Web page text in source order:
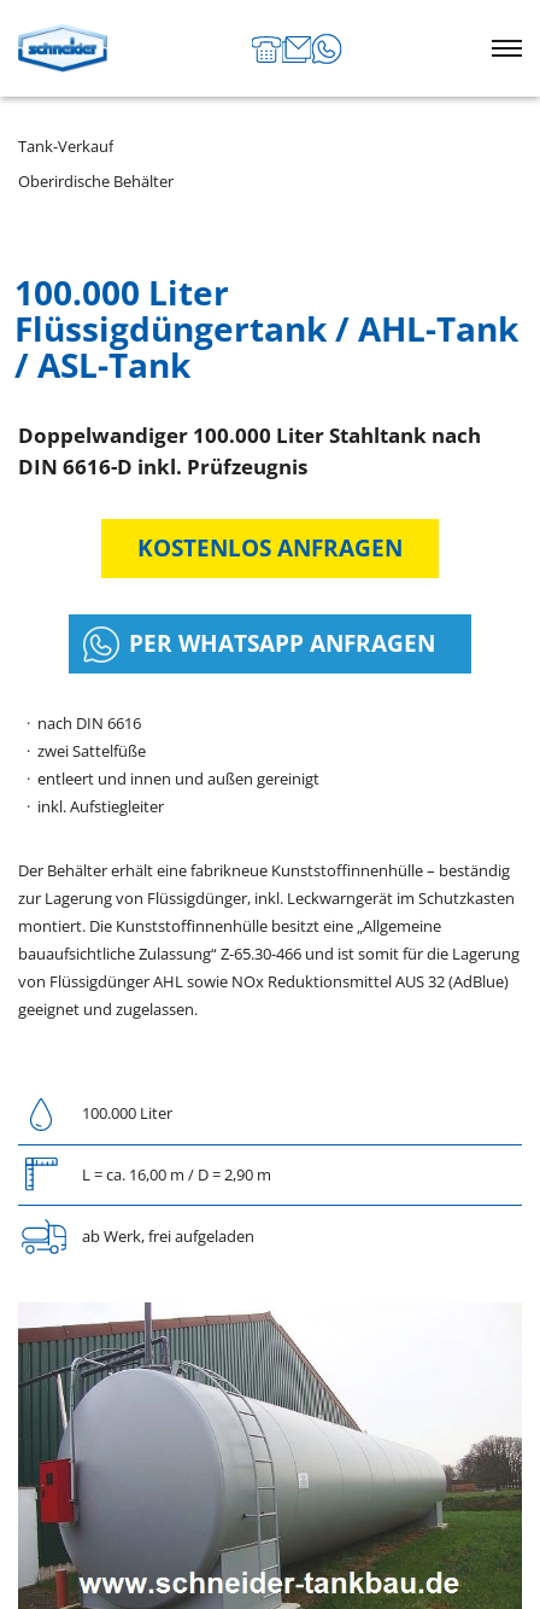
Tank-Verkauf
Oberirdische Behälter
100.000 Liter
Flüssigdüngertank / AHL-Tank
/ ASL-Tank
Doppelwandiger 100.000 Liter Stahltank nach
DIN 6616-D inkl. Prüfzeugnis
KOSTENLOS ANFRAGEN
PER WHATSAPP ANFRAGEN
nach DIN 6616
zwei Sattelfüße
entleert und innen und außen gereinigt
inkl. Aufstiegleiter
Der Behälter erhält eine fabrikneue Kunststoffinnenhülle – beständig
zur Lagerung von Flüssigdünger, inkl. Leckwarngerät im Schutzkasten
montiert. Die Kunststoffinnenhülle besitzt eine „Allgemeine
bauaufsichtliche Zulassung“ Z-65.30-466 und ist somit für die Lagerung
von Flüssigdünger AHL sowie NOx Reduktionsmittel AUS 32 (AdBlue)
geeignet und zugelassen.
100.000 Liter
L = ca. 16,00 m / D = 2,90 m
ab Werk, frei aufgeladen